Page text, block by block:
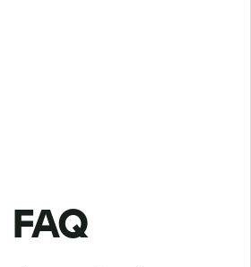
FAQ